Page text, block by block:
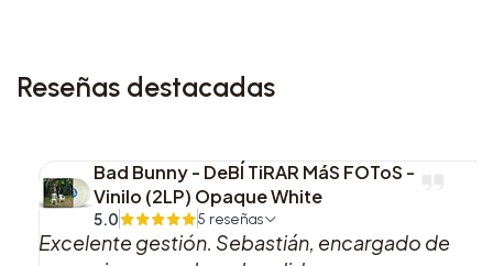
Reseñas destacadas
Bad Bunny - DeBÍ TiRAR MáS FOToS -
Vinilo (2LP) Opaque White
5.0 5 reseñas
Excelente gestión. Sebastián, encargado de